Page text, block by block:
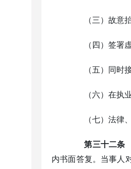
（三）故意抬
（四）签署虚
（五）同时接
（六）在执业
（七）法律、
第三十二条
内书面答复。当事人